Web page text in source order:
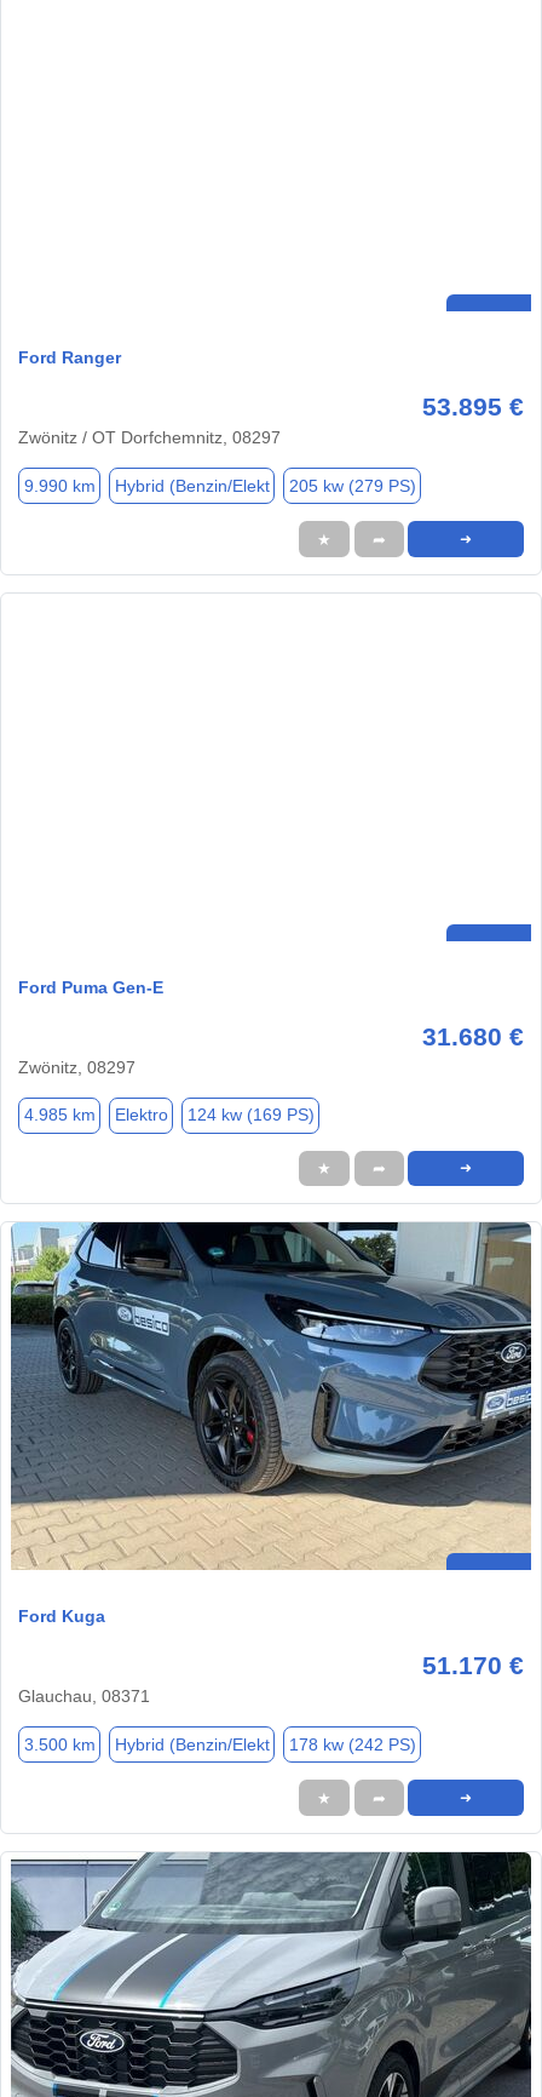
Ford Ranger
53.895 €
Zwönitz / OT Dorfchemnitz, 08297
9.990 km Hybrid (Benzin/Elekt 205 kw (279 PS)
★ ➦ ➜
Ford Puma Gen-E
31.680 €
Zwönitz, 08297
4.985 km Elektro 124 kw (169 PS)
★ ➦ ➜
Ford Kuga
51.170 €
Glauchau, 08371
3.500 km Hybrid (Benzin/Elekt 178 kw (242 PS)
★ ➦ ➜